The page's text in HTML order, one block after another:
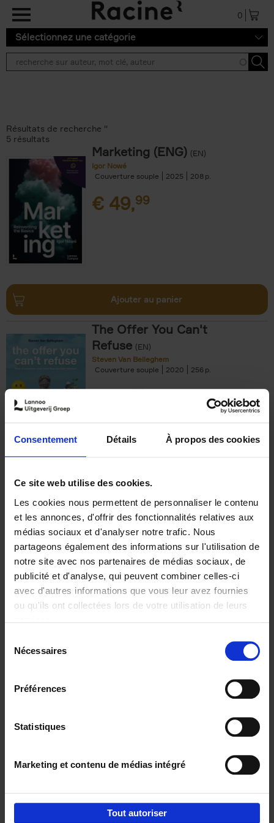
Consentement Détails À propos des cookies
Ce site web utilise des cookies.
Les cookies nous permettent de personnaliser le contenu
et les annonces, d'offrir des fonctionnalités relatives aux
médias sociaux et d'analyser notre trafic. Nous
partageons également des informations sur l'utilisation de
notre site avec nos partenaires de médias sociaux, de
publicité et d'analyse, qui peuvent combiner celles-ci
avec d'autres informations que vous leur avez fournies
ou qu'ils ont collectées lors de votre utilisation de leurs
Nécessaires
Préférences
Statistiques
Marketing et contenu de médias intégré
Tout autoriser
Aller au contenu principal
0
Sélectionnez une catégorie
Résultats de recherche ''
5 résultats
Marketing (ENG) (EN)
Igor Nowé
Couverture souple
2025 208
€ 49,99
Ajouter au panier
The Offer You Can't
Refuse (EN)
Steven Van Belleghem
Couverture souple
2020 256
€37,50
Building Bonds = Building
Business
Jochen Roef Jozefien De Feyter
Carolien Boom
Couverture souple
2025 200
€29,99
Digital marketing like a PRO -
completely revised edition (EN)